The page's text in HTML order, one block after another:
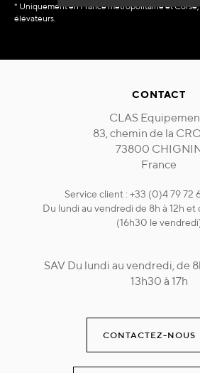
* Uniquement en France métropolitaine et
élévateurs.
CONTACT
CLAS
83, chemin de la
73800
France
Service client : +33 (0)4 79 72
Du lundi au vendredi de 8h à 12h et
(16h30 le
SAV Du lundi au vendredi, de
13h30 à 17h
CONTACTEZ-NOUS